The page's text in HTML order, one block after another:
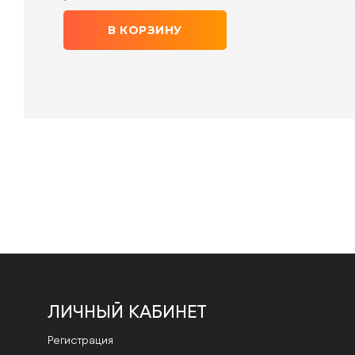
В КОРЗИНУ
ЛИЧНЫЙ КАБИНЕТ
Регистрация